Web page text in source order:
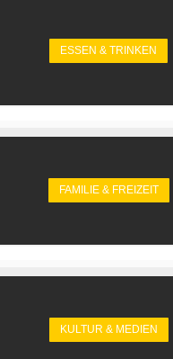
ESSEN & TRINKEN
FAMILIE & FREIZEIT
KULTUR & MEDIEN